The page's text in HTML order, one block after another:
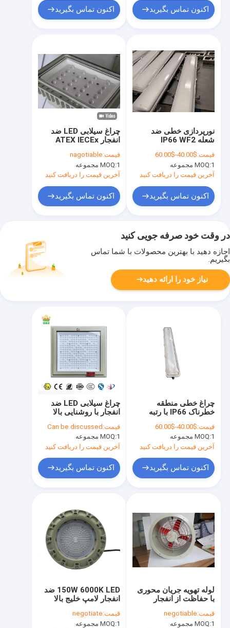
اکنون تماس بگیرید
پیچیده شیمیایی
اکنون تماس بگیرید
چراغ سیلابی LED ضد
انفجار ATEX IECEx
وات، ۵ سال گارانتی
قیمت:nagotiable
MOQ:1 مجموعه
آخرین قیمت را دریافت کنید
اکنون تماس بگیرید
نورپردازی خطی ضد
شعله IP66 WF2
برابر آب و هوا، Ex Tb
IIIC T80°C Db
نورپردازی علامت گذاری
پیچیده شیمیایی
قیمت:$40.00-$60.00
MOQ:1 مجموعه
آخرین قیمت را دریافت کنید
اکنون تماس بگیرید
در وقت خود صرفه جویی کنید
اجازه دهید با بهترین محصولات با شما تماس
بگیریم.
نیاز خود را ارائه دهید
چراغ سیلابی LED ضد
انفجار با روشنایی بالا
5700 کلوین دمای رنگ،
برای مناطق خطرناک
پمپ بنزین
قیمت: Can be discussed
MOQ:1 مجموعه
آخرین قیمت را دریافت کنید
اکنون تماس بگیرید
چراغ خطی منطقه
خطرناک IP66 با رتبه
نواری گواهی شده Ex Tb
IIIC T80 درجه سانتیگراد
Db برای کارخانه‌های
صنعتی پتروشیمی
قیمت:$40.00-$60.00
MOQ:1 مجموعه
آخرین قیمت را دریافت کنید
اکنون تماس بگیرید
150W 6000K LED ضد
انفجار لامپ خلیج بالا
قیمت:negotiate
MOQ:1 مجموعه
لوله تهویه جریان محوری
با حفاظت از انفجار
صنایع شیمیایی و نفتی
قیمت:negotiable
MOQ:1 مجموعه